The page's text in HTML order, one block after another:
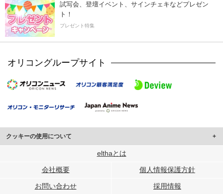
試写会、登壇イベント、サインチェキなどプレゼン
ト！
プレゼント特集
オリコングループサイト
クッキーの使用について
このサイトでは Cookie を使用して、ユーザーに合わせたコンテンツや広告の
行っています。
メディアや広告配信、データ解析の各パートナーに提供しています。
elthaとは
会社概要 個人情報保護方針
お問い合わせ 採用情報